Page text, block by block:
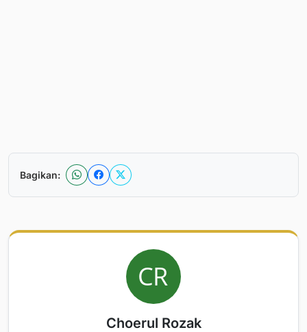
Bagikan:
Choerul Rozak